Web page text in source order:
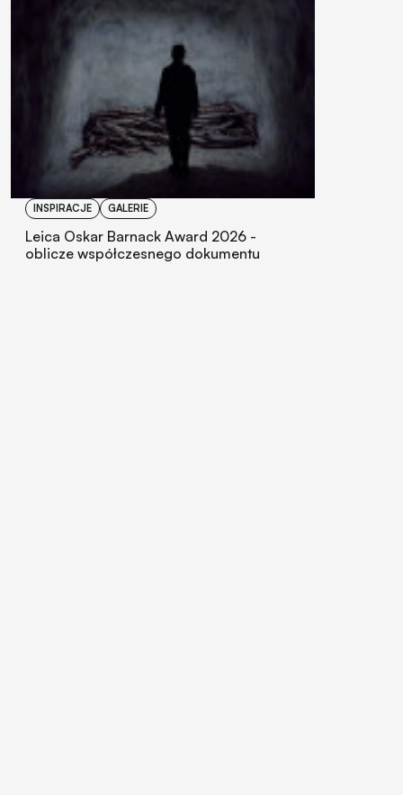
INSPIRACJE GALERIE
Leica Oskar Barnack Award 2026 -
oblicze współczesnego dokumentu